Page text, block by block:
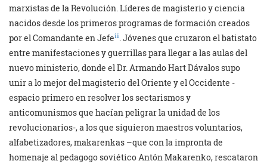
marxistas de la Revolución. Líderes de magisterio y ciencia
nacidos desde los primeros programas de formación creados
por el Comandante en Jefeii. Jóvenes que cruzaron el batistato
entre manifestaciones y guerrillas para llegar a las aulas del
nuevo ministerio, donde el Dr. Armando Hart Dávalos supo
unir a lo mejor del magisterio del Oriente y el Occidente -
espacio primero en resolver los sectarismos y
anticomunismos que hacían peligrar la unidad de los
revolucionarios-, a los que siguieron maestros voluntarios,
alfabetizadores, makarenkas –que con la impronta de
homenaje al pedagogo soviético Antón Makarenko, rescataron